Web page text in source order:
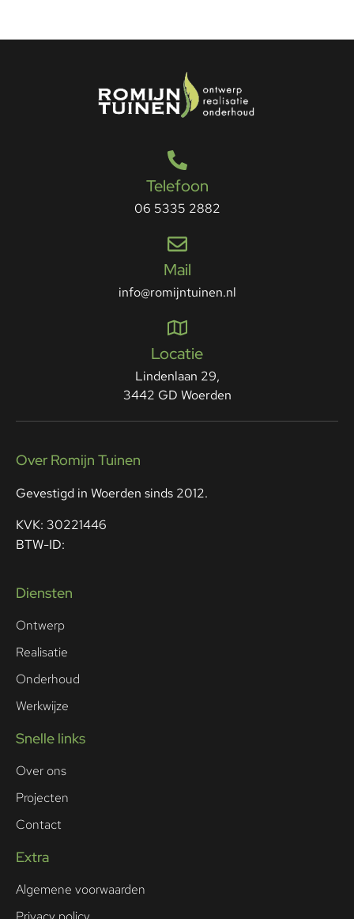
Telefoon
06 5335 2882
Mail
info@romijntuinen.nl
Locatie
Lindenlaan 29,
3442 GD Woerden
Over Romijn Tuinen
Gevestigd in Woerden sinds 2012.
KVK: 30221446
BTW-ID:
Diensten
Ontwerp
Realisatie
Onderhoud
Werkwijze
Snelle links
Over ons
Projecten
Contact
Extra
Algemene voorwaarden